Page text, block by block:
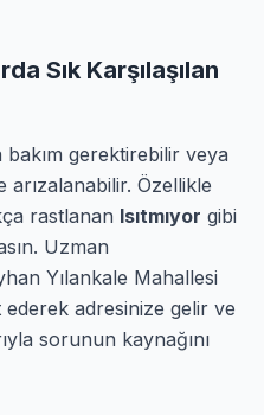
Sık Karşılaşılan
gerektirebilir veya
Özellikle
rastlanan Isıtmıyor gibi
Uzman
Yılankale Mahallesi
adresinize gelir ve
sorunun kaynağını